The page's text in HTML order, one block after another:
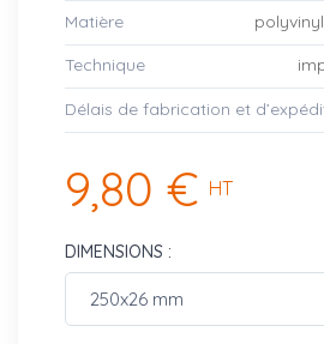
Matière
Technique
Délais de fabrication et
9,80 € HT
DIMENSIONS :